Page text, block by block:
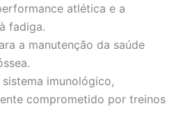
atlética e a
fadiga.
a manutenção da saúde
imunológico,
comprometido por treinos